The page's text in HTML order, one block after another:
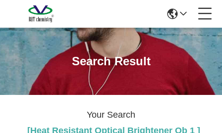
Search Result
Your Search
[heat Resistant Optical Brightener Ob 1 ]